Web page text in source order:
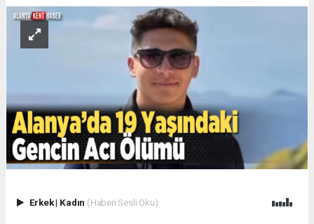
Erkek| Kadın (Haberi Sesli Oku)